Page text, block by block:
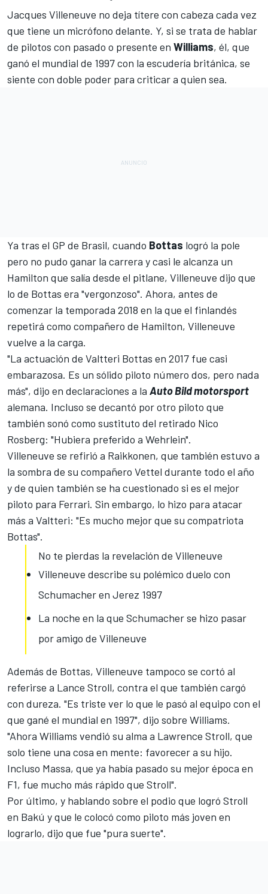
Jacques Villeneuve no deja títere con cabeza cada vez
que tiene un micrófono delante. Y, si se trata de hablar
de pilotos con pasado o presente en Williams, él, que
ganó el mundial de 1997 con la escudería británica, se
siente con doble poder para criticar a quien sea.
Ya tras el GP de Brasil, cuando Bottas logró la pole
pero no pudo ganar la carrera y casi le alcanza un
Hamilton que salía desde el pitlane, Villeneuve dijo que
lo de Bottas era "vergonzoso". Ahora, antes de
comenzar la temporada 2018 en la que el finlandés
repetirá como compañero de Hamilton, Villeneuve
vuelve a la carga.
"La actuación de Valtteri Bottas en 2017 fue casi
embarazosa. Es un sólido piloto número dos, pero nada
más", dijo en declaraciones a la Auto Bild motorsport
alemana. Incluso se decantó por otro piloto que
también sonó como sustituto del retirado Nico
Rosberg: "Hubiera preferido a Wehrlein".
Villeneuve se refirió a Raikkonen, que también estuvo a
la sombra de su compañero Vettel durante todo el año
y de quien también se ha cuestionado si es el mejor
piloto para Ferrari. Sin embargo, lo hizo para atacar
más a Valtteri: "Es mucho mejor que su compatriota
Bottas".
No te pierdas la revelación de Villeneuve
Villeneuve describe su polémico duelo con
Schumacher en Jerez 1997
La noche en la que Schumacher se hizo pasar
por amigo de Villeneuve
Además de Bottas, Villeneuve tampoco se cortó al
referirse a Lance Stroll, contra el que también cargó
con dureza. "Es triste ver lo que le pasó al equipo con el
que gané el mundial en 1997", dijo sobre Williams.
"Ahora Williams vendió su alma a Lawrence Stroll, que
solo tiene una cosa en mente: favorecer a su hijo.
Incluso Massa, que ya había pasado su mejor época en
F1, fue mucho más rápido que Stroll".
Por último, y hablando sobre el podio que logró Stroll
en Bakú y que le colocó como piloto más joven en
lograrlo, dijo que fue "pura suerte".